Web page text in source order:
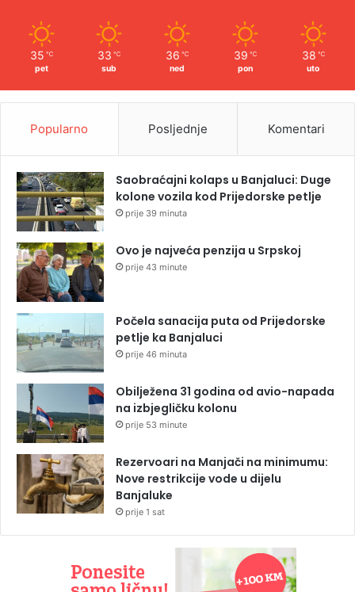
35 ℃
pet
33 ℃
sub
36 ℃
ned
39 ℃
pon
38 ℃
uto
Popularno Posljednje Komentari
Saobraćajni kolaps u Banjaluci: Duge
kolone vozila kod Prijedorske petlje
prije 39 minuta
Ovo je najveća penzija u Srpskoj
prije 43 minute
Počela sanacija puta od Prijedorske
petlje ka Banjaluci
prije 46 minuta
Obilježena 31 godina od avio-napada
na izbjegličku kolonu
prije 53 minute
Rezervoari na Manjači na minimumu:
Nove restrikcije vode u dijelu
Banjaluke
prije 1 sat